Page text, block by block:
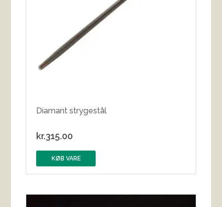
Diamant strygestål
kr.315.00
KØB VARE